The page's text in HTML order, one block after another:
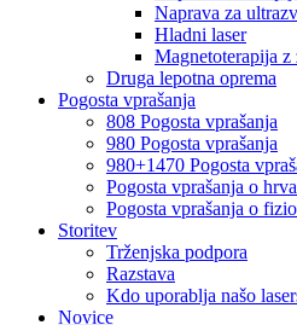
Naprava za
Hladni laser
Magnetoterapija
Druga lepotna oprema
Pogosta vprašanja
808 Pogosta vprašanja
980 Pogosta vprašanja
980+1470 Pogosta
Pogosta vprašanja o
Pogosta vprašanja o
Storitev
Trženjska podpora
Razstava
Kdo uporablja našo
Novice